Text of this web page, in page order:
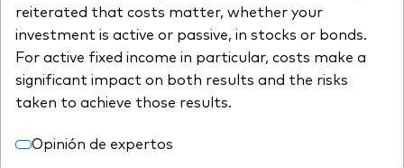
reiterated that costs matter, whether your
investment is active or passive, in stocks or bonds.
For active fixed income in particular, costs make a
significant impact on both results and the risks
taken to achieve those results.
Opinión de expertos